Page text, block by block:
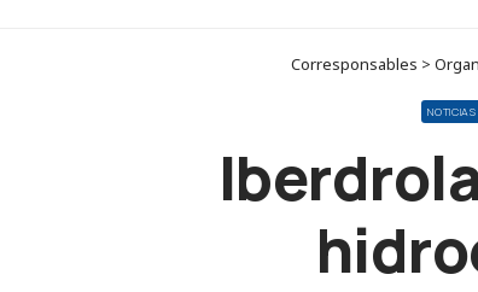
Corresponsables >
NOTICIAS